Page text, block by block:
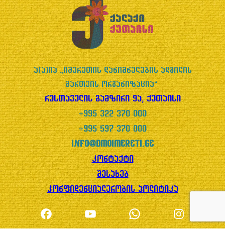
ა(ა)იპ „იმერეთის დანიშნულების ადგილის
მართვის ორგანიზაცია“
რუსთაველის გამზირი 9ა, ქუთაისი
+995 322 370 000
+995 597 370 000
info@dmoimereti.ge
კონტაქტი
შესახებ
კონფიდენციალურობის პოლიტიკა
Facebook YouTube WhatsApp Instagram